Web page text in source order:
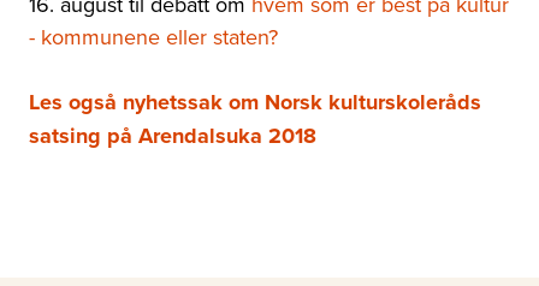
- kommunene eller staten?
Les også nyhetssak om Norsk kulturskoleråds
satsing på Arendalsuka 2018